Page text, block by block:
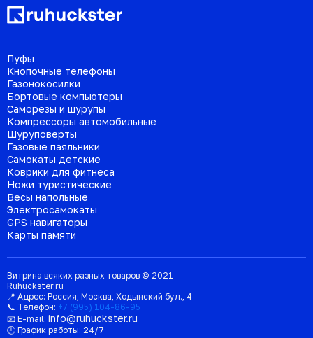
Пуфы
Кнопочные телефоны
Газонокосилки
Бортовые компьютеры
Саморезы и шурупы
Компрессоры автомобильные
Шуруповерты
Газовые паяльники
Самокаты детские
Коврики для фитнеса
Ножи туристические
Весы напольные
Электросамокаты
GPS навигаторы
Карты памяти
Витрина всяких разных товаров © 2021
Ruhuckster.ru
📍 Адрес: Россия Москва Ходынский бул., 4
📞 Телефон: +7 (995) 104-86-95
📧 E-mail: info@ruhuckster.ru
🕘 График работы: 24/7